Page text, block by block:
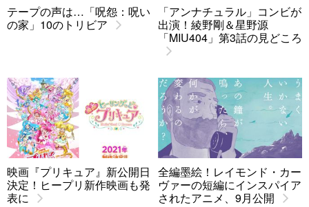
テープの声は…「呪怨：呪い
の家」10のトリビア
「アンナチュラル」コンビが
出演！綾野剛＆星野源
「MIU404」第3話の見どころ
映画『プリキュア』新公開日
決定！ヒープリ新作映画も発
表に
全編墨絵！レイモンド・カー
ヴァーの短編にインスパイア
されたアニメ、9月公開